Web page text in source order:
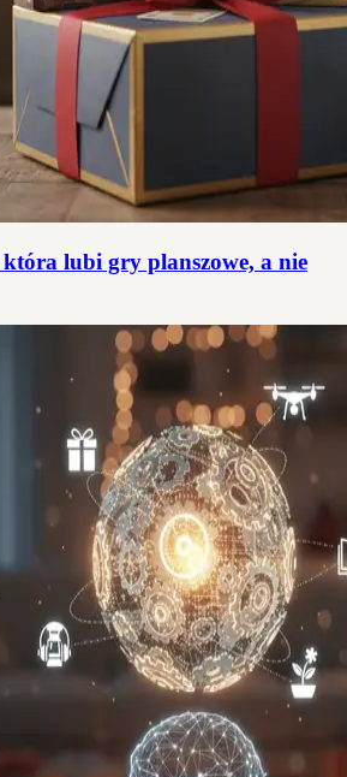
która lubi gry planszowe, a nie